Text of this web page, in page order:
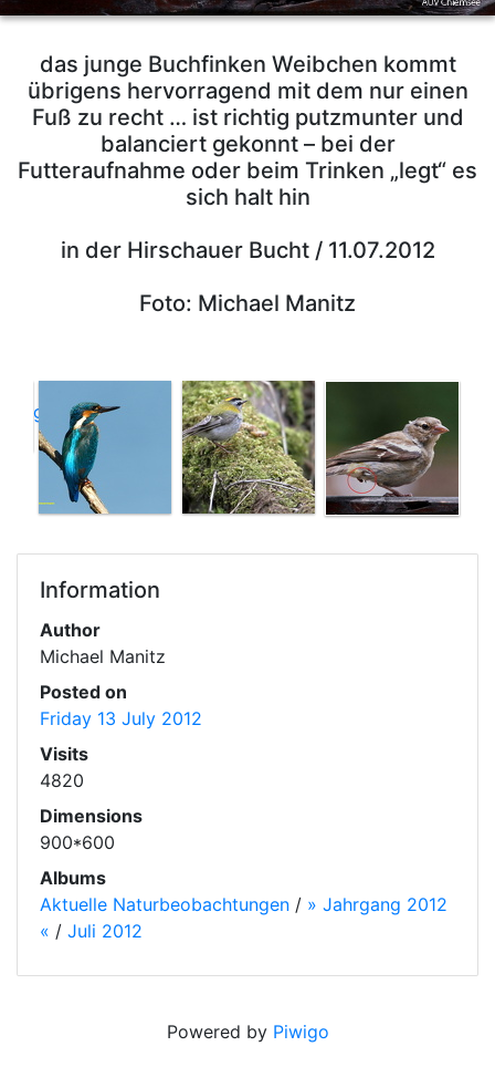
das junge Buchfinken Weibchen kommt
übrigens hervorragend mit dem nur einen
Fuß zu recht … ist richtig putzmunter und
balanciert gekonnt – bei der
Futteraufnahme oder beim Trinken „legt“ es
sich halt hin
in der Hirschauer Bucht / 11.07.2012
Foto: Michael Manitz
Information
Author
Michael Manitz
Posted on
Friday 13 July 2012
Visits
4820
Dimensions
900*600
Albums
Aktuelle Naturbeobachtungen / » Jahrgang 2012
« / Juli 2012
Powered by Piwigo